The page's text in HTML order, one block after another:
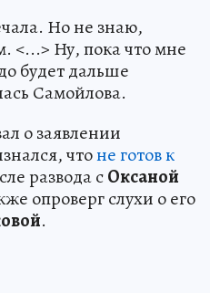
Но не знаю,
<...> Ну, пока что мне
будет дальше
Самойлова.
о заявлении
чтоне готов к
развода сОксаной
опроверг слухи о его
.